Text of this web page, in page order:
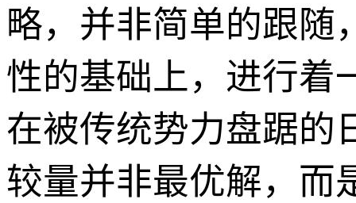
略，并非简单的跟随
性的基础上，进行着
在被传统势力盘踞的
较量并非最优解，而